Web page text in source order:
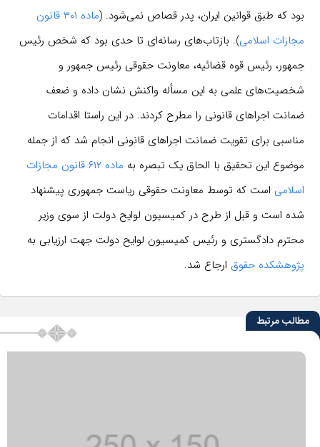
بود که طبق قوانین ایران، پدر قصاص نمی‌شود. (
ماده ۳۰۱ قانون
مجازات اسلامی). بازتاب‌های رسانه‌ای تا حدی بود که شخص رئیس
جمهور، رئیس قوه قضائیه، معاونت حقوقی رئیس جمهور و
شخصیت‌های علمی به این مسأله واکنش نشان داده و ضعف
ضمانت اجراهای قانونی را مطرح کردند. در این راستا اقدامات
مناسبی برای تقویت ضمانت اجراهای قانونی انجام شد که از جمله
موضوع این تحقیق با الحاق یک تبصره به
ماده ۶۱۲ قانون مجازات
اسلامی است که توسط معاونت حقوقی ریاست جمهوری پیشنهاد
شده است و قبل از طرح در کمیسیون لوایح دولت از سوی وزیر
محترم دادگستری و رئیس کمیسیون لوایح دولت جهت ارزیابی به
پژوهشکده حقوق ارجاع شد.
مطالب مرتبط